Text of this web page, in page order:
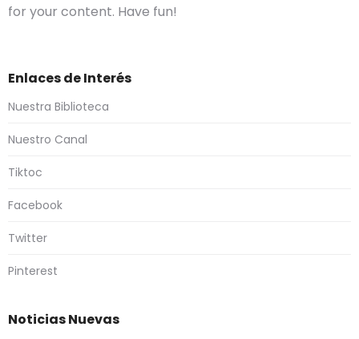
for your content. Have fun!
Enlaces de Interés
Nuestra Biblioteca
Nuestro Canal
Tiktoc
Facebook
Twitter
Pinterest
Noticias Nuevas